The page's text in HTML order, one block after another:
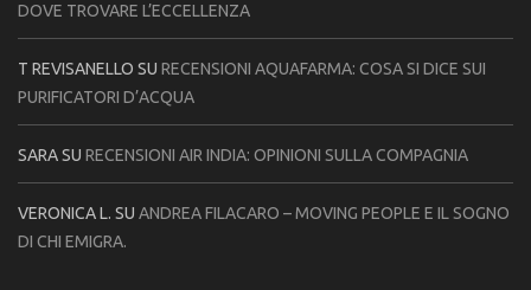
DOVE TROVARE L’ECCELLENZA
T REVISANELLO SU RECENSIONI AQUAFARMA: COSA SI DICE SUI
PURIFICATORI D’ACQUA
SARASU RECENSIONI AIR INDIA: OPINIONI SULLA COMPAGNIA
VERONICA L. SU ANDREA FILACARO – MOVING PEOPLE E IL SOGNO
DI CHI EMIGRA.